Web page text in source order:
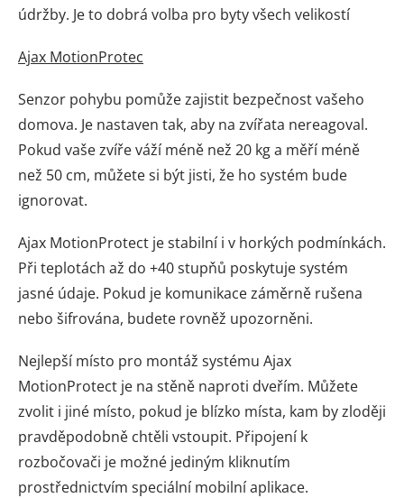
údržby. Je to dobrá volba pro byty všech velikostí
Ajax MotionProtec
Senzor pohybu pomůže zajistit bezpečnost vašeho
domova. Je nastaven tak, aby na zvířata nereagoval.
Pokud vaše zvíře váží méně než 20 kg a měří méně
než 50 cm, můžete si být jisti, že ho systém bude
ignorovat.
Ajax MotionProtect je stabilní i v horkých podmínkách.
Při teplotách až do +40 stupňů poskytuje systém
jasné údaje. Pokud je komunikace záměrně rušena
nebo šifrována, budete rovněž upozorněni.
Nejlepší místo pro montáž systému Ajax
MotionProtect je na stěně naproti dveřím. Můžete
zvolit i jiné místo, pokud je blízko místa, kam by zloději
pravděpodobně chtěli vstoupit. Připojení k
rozbočovači je možné jediným kliknutím
prostřednictvím speciální mobilní aplikace.